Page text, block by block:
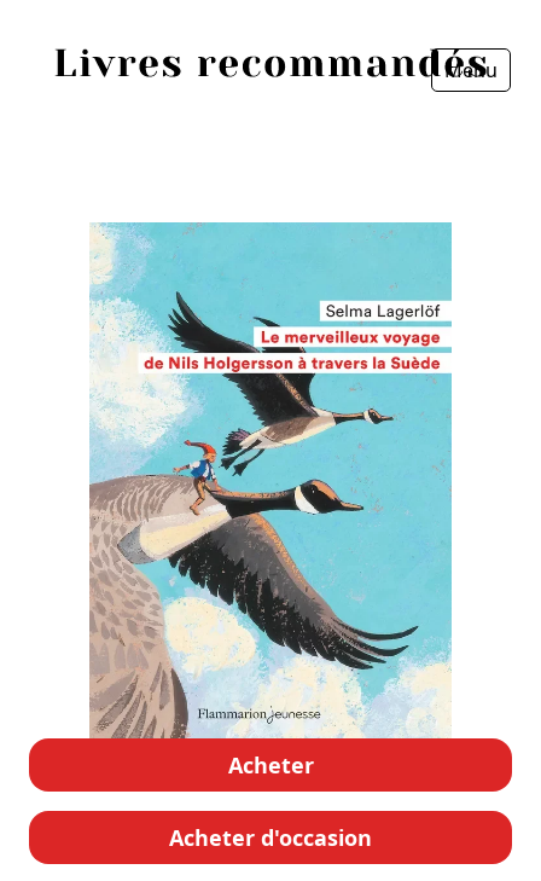
Menu
Acheter
Acheter d'occasion
Sources
Personnes
Livres
Livres les plus recommandés
Prix littéraires
Fermer